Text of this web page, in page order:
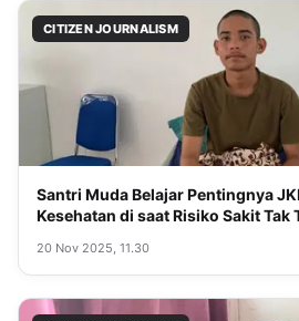
CITIZEN JOURNALISM
Santri Muda Belajar Pentingnya
Kesehatan di saat Risiko Sakit Tak
20 Nov 2025, 11.30